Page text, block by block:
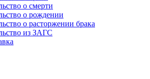
о смерти
о рождении
о расторжении брака
из ЗАГС